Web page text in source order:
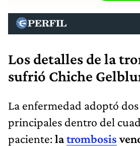
Los detalles de la
sufrió Chiche
La enfermedad adoptó
principales dentro del
paciente:latrombosis